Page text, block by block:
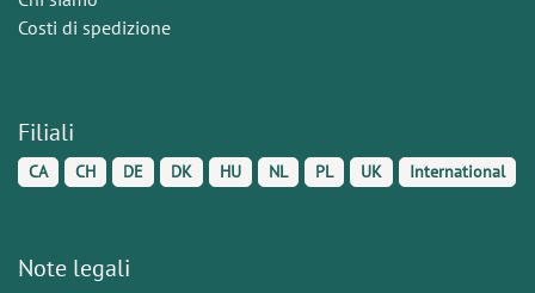
Costi di spedizione
Filiali
CA CH DE DK HU NL PL UK International
Note legali